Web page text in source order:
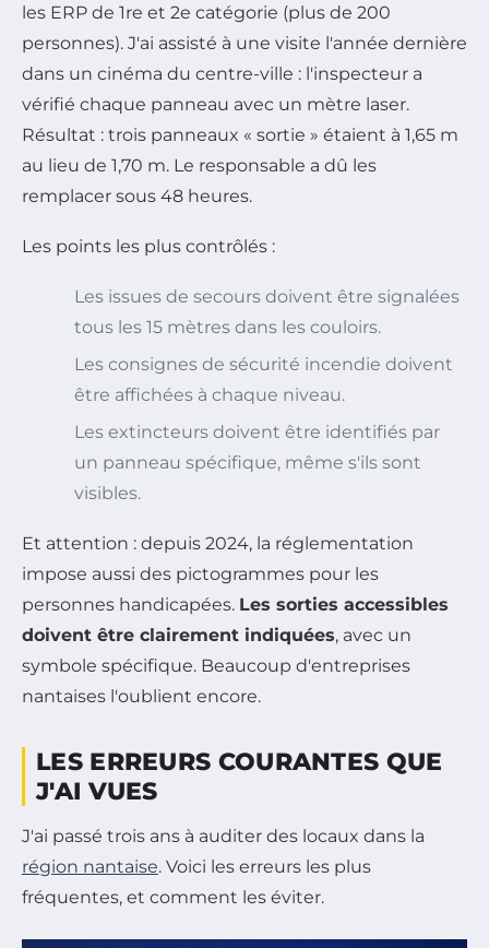
les ERP de 1re et 2e catégorie (plus de 200
personnes). J'ai assisté à une visite l'année dernière
dans un cinéma du centre-ville : l'inspecteur a
vérifié chaque panneau avec un mètre laser.
Résultat : trois panneaux « sortie » étaient à 1,65 m
au lieu de 1,70 m. Le responsable a dû les
remplacer sous 48 heures.
Les points les plus contrôlés :
Les issues de secours doivent être signalées
tous les 15 mètres dans les couloirs.
Les consignes de sécurité incendie doivent
être affichées à chaque niveau.
Les extincteurs doivent être identifiés par
un panneau spécifique, même s'ils sont
visibles.
Et attention : depuis 2024, la réglementation
impose aussi des pictogrammes pour les
personnes handicapées. Les sorties accessibles
doivent être clairement indiquées, avec un
symbole spécifique. Beaucoup d'entreprises
nantaises l'oublient encore.
LES ERREURS COURANTES QUE
J'AI VUES
J'ai passé trois ans à auditer des locaux dans la
région nantaise. Voici les erreurs les plus
fréquentes, et comment les éviter.